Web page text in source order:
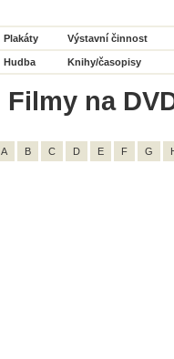
Plakáty Výstavní činnost
Hudba Knihy/časopisy
Filmy na
A B C D E F G